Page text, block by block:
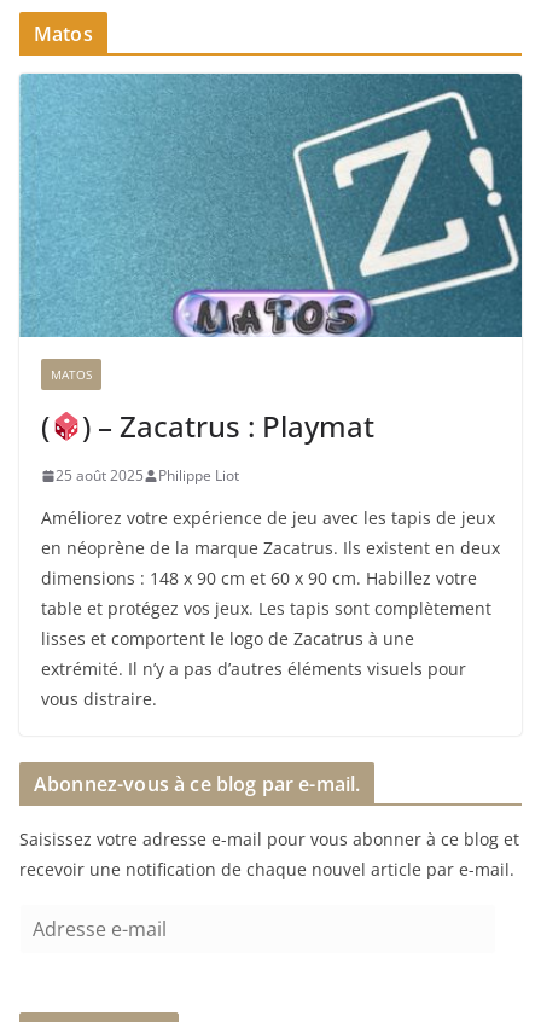
Matos
MATOS
( ) – Zacatrus : Playmat
25 août 2025 Philippe Liot
Améliorez votre expérience de jeu avec les tapis de jeux
en néoprène de la marque Zacatrus. Ils existent en deux
dimensions : 148 x 90 cm et 60 x 90 cm. Habillez votre
table et protégez vos jeux. Les tapis sont complètement
lisses et comportent le logo de Zacatrus à une
extrémité. Il n’y a pas d’autres éléments visuels pour
vous distraire.
Abonnez-vous à ce blog par e-mail.
Saisissez votre adresse e-mail pour vous abonner à ce blog et
recevoir une notification de chaque nouvel article par e-mail.
e